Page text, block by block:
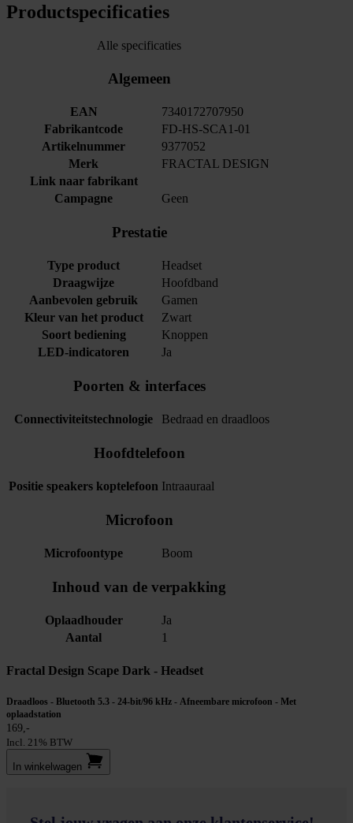
Productspecificaties
Alle specificaties
Algemeen
EAN
7340172707950
Fabrikantcode
FD-HS-SCA1-01
Artikelnummer
9377052
Merk
FRACTAL DESIGN
Link naar fabrikant
Campagne
Geen
Prestatie
Type product
Headset
Draagwijze
Hoofdband
Aanbevolen gebruik
Gamen
Kleur van het product
Zwart
Soort bediening
Knoppen
LED-indicatoren
Ja
Poorten & interfaces
Connectiviteitstechnologie Bedraad en draadloos
Hoofdtelefoon
Positie speakers koptelefoon Intraauraal
Microfoon
Microfoontype Boom
Inhoud van de verpakking
Oplaadhouder
Ja
Aantal
1
Fractal Design Scape Dark - Headset
Draadloos - Bluetooth 5.3 - 24-bit/96 kHz - Afneembare microfoon - Met
oplaadstation
169,-
Incl. 21% BTW
In winkel­wagen